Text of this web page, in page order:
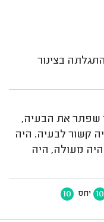
בצינור
שפתר את הבעיה,
קשור לבעיה. היה
היה מעולה, היה
10 יחס 10